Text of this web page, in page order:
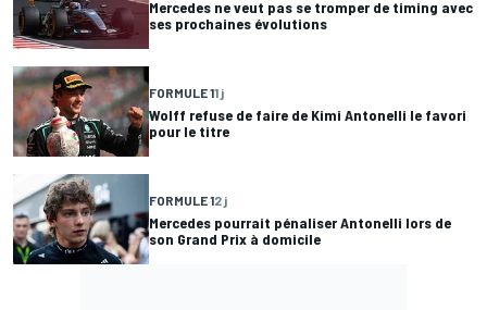
Mercedes ne veut pas se tromper de timing avec
ses prochaines évolutions
FORMULE 11 j
Wolff refuse de faire de Kimi Antonelli le favori
pour le titre
FORMULE 12 j
Mercedes pourrait pénaliser Antonelli lors de
son Grand Prix à domicile